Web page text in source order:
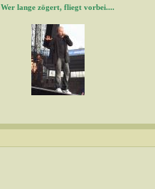
Wer lange zögert, fliegt vorbei....